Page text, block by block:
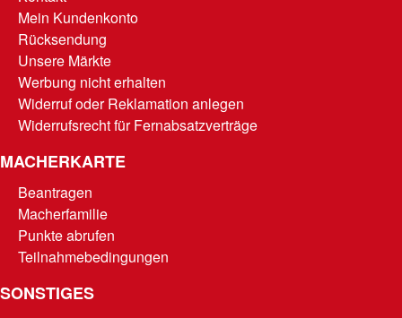
Mein Kundenkonto
Rücksendung
Unsere Märkte
Werbung nicht erhalten
Widerruf oder Reklamation anlegen
Widerrufsrecht für Fernabsatzverträge
MACHERKARTE
Beantragen
Macherfamilie
Punkte abrufen
Teilnahmebedingungen
SONSTIGES